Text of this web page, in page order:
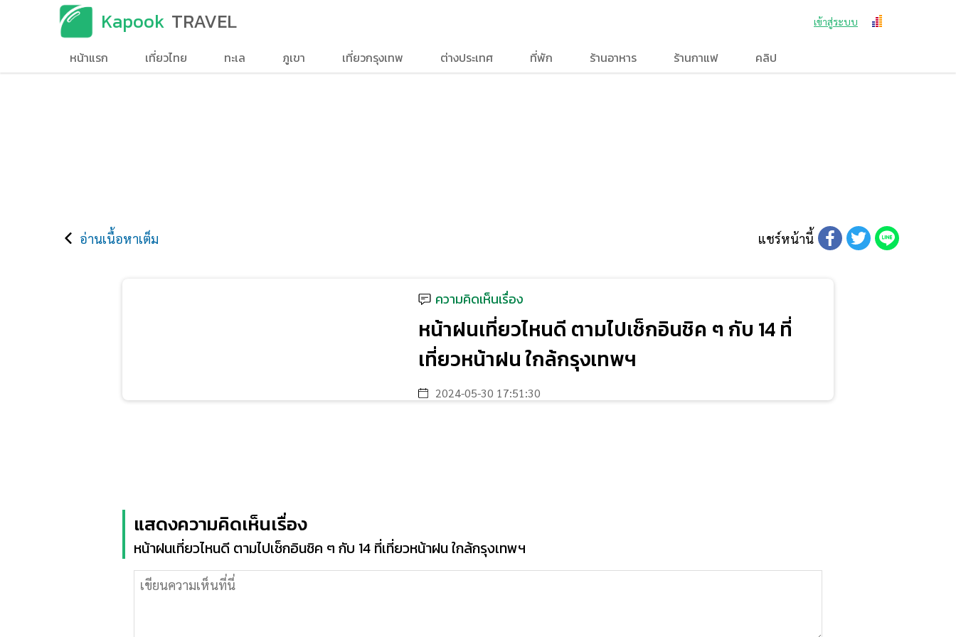
Kapook TRAVEL เข้าสู่ระบบ
หน้าแรก เที่ยวไทย ทะเล ภูเขา เที่ยวกรุงเทพ ต่างประเทศ ที่พัก ร้านอาหาร ร้านกาแฟ คลิป
อ่านเนื้อหาเต็ม แชร์หน้านี้
ความคิดเห็นเรื่อง
หน้าฝนเที่ยวไหนดี ตามไปเช็กอินชิค ๆ กับ 14 ที่
เที่ยวหน้าฝน ใกล้กรุงเทพฯ
2024-05-30 17:51:30
แสดงความคิดเห็นเรื่อง
หน้าฝนเที่ยวไหนดี ตามไปเช็กอินชิค ๆ กับ 14 ที่เที่ยวหน้าฝน ใกล้กรุงเทพฯ